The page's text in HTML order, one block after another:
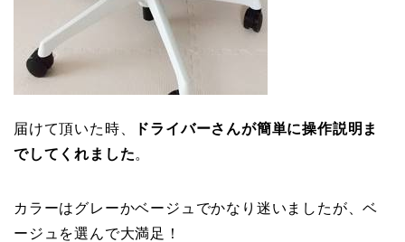
届けて頂いた時、
ドライバーさんが簡単に操作説明ま
でしてくれました。
カラーはグレーかベージュでかなり迷いましたが、ベ
ージュを選んで大満足！